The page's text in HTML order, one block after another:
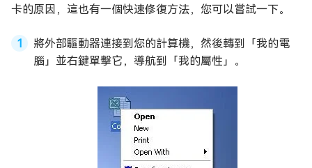
卡的原因，這也有一個快速修復方法，您可以嘗試一下。
將外部驅動器連接到您的計算機，然後轉到「我的電
腦」並右鍵單擊它，導航到「我的屬性」。